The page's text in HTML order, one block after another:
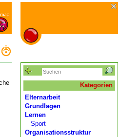
Kategorien
Elternarbeit
Grundlagen
Lernen
Sport
Organisationsstruktur